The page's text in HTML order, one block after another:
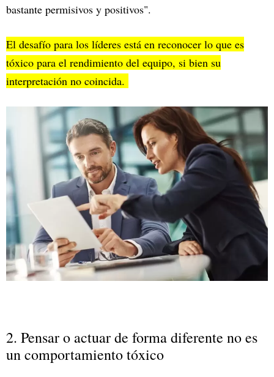
bastante permisivos y positivos".
El desafío para los líderes está en reconocer lo que es
tóxico para el rendimiento del equipo, si bien su
interpretación no coincida.
2. Pensar o actuar de forma diferente no es
un comportamiento tóxico